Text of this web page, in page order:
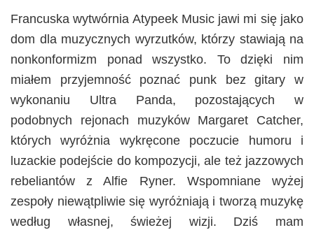
Francuska wytwórnia Atypeek Music jawi mi się jako
dom dla muzycznych wyrzutków, którzy stawiają na
nonkonformizm ponad wszystko. To dzięki nim
miałem przyjemność poznać punk bez gitary w
wykonaniu Ultra Panda, pozostających w
podobnych rejonach muzyków Margaret Catcher,
których wyróżnia wykręcone poczucie humoru i
luzackie podejście do kompozycji, ale też jazzowych
rebeliantów z Alfie Ryner. Wspomniane wyżej
zespoły niewątpliwie się wyróżniają i tworzą muzykę
według własnej, świeżej wizji. Dziś mam